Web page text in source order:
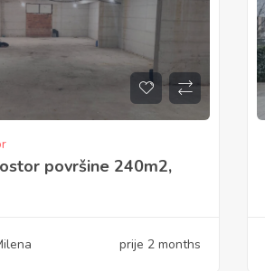
površine 240m2,
prije 2 months